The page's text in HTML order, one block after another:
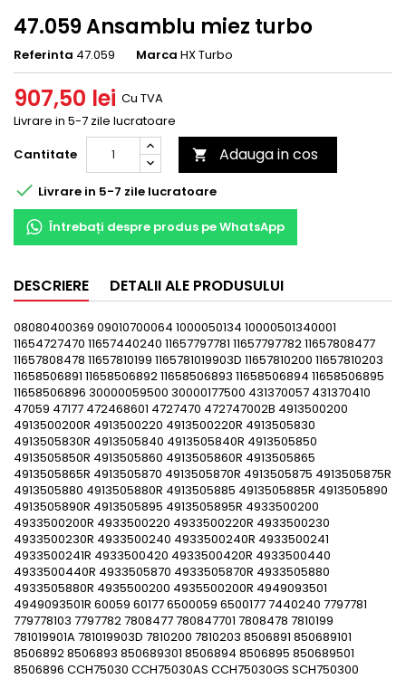
47.059 Ansamblu miez turbo
Referinta 47.059 Marca HX Turbo
907,50 lei Cu TVA
Livrare in 5-7 zile lucratoare
Cantitate
 Adauga in cos
 Livrare in 5-7 zile lucratoare
Întrebați despre produs pe WhatsApp
DESCRIERE DETALII ALE PRODUSULUI
08080400369 09010700064 1000050134 10000501340001
11654727470 11657440240 11657797781 11657797782 11657808477
11657808478 11657810199 1165781019903D 11657810200 11657810203
11658506891 11658506892 11658506893 11658506894 11658506895
11658506896 30000059500 30000177500 431370057 431370410
47059 47177 472468601 4727470 472747002B 4913500200
4913500200R 4913500220 4913500220R 4913505830
4913505830R 4913505840 4913505840R 4913505850
4913505850R 4913505860 4913505860R 4913505865
4913505865R 4913505870 4913505870R 4913505875 4913505875R
4913505880 4913505880R 4913505885 4913505885R 4913505890
4913505890R 4913505895 4913505895R 4933500200
4933500200R 4933500220 4933500220R 4933500230
4933500230R 4933500240 4933500240R 4933500241
4933500241R 4933500420 4933500420R 4933500440
4933500440R 4933505870 4933505870R 4933505880
4933505880R 4935500200 4935500200R 4949093501
4949093501R 60059 60177 6500059 6500177 7440240 7797781
779778103 7797782 7808477 780847701 7808478 7810199
781019901A 781019903D 7810200 7810203 8506891 850689101
8506892 8506893 850689301 8506894 8506895 850689501
8506896 CCH75030 CCH75030AS CCH75030GS SCH750300